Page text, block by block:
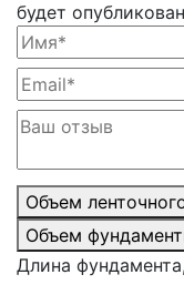
будет
Объем
Объем
Длина